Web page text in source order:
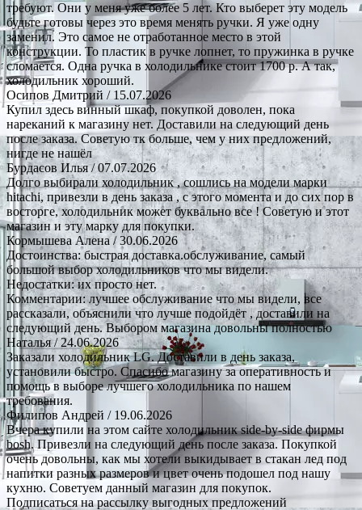
требуют. Они у меня уже более 5 лет. Кто выберет эту модель
будьте готовы через это время менять ручки. Я уже одну
заменил. Это самое не отработанное место в этой
конструкции. То пластик в ручке лопнет, то пружинка в ручке
сломается. Одна ручка в холодильнике стоит 1700 р. А так,
холодильник хороший.
Осипов Дмитрий / 15.07.2026
Купил здесь винный шкаф, покупкой доволен, пока
нареканий к магазину нет. Доставили на следующий день
после заказа. Советую тк больше, чем у них предложений,
нигде не нашёл
Бурдасов Илья/ 07.07.2026
Долго выбирали холодильник , сошлись на модели марки
hitachi, привезли в день заказа , с этого момента и до сих пор в
восторге, холодильник может буквально все ! Советую и этот
магазин и эту марку для покупки.
Кормышева Алена / 30.06.2026
Достоинства: быстрая доставка.обслуживание, самый
большой выбор холодильников что мы видели.
Недостатки: их просто нет.
Комментарии: лучшее обслуживание что мы видели, все
рассказали, объяснили что лучше подойдёт , доставили на
следующий день. Выбором магазина довольны полностью
Наталья/ 24.06.2026
Заказали холодильник LG. Доставили в день заказа,
установили быстро. Спасибо магазину за оперативность и
помощь в выборе лучшего холодильника по нашем
требования.
Филипов Андрей / 19.06.2026
Вчера купили на этом сайте холодильник side-by-side фирмы
bosh. Привезли на следующий день после заказа. Покупкой
очень довольны, как мы хотели выкидывает в стакан лед под
напитки разных размеров и цвет очень подошел под нашу
кухню. Советуем данный магазин для покупок.
Подписаться на рассылку выгодных предложений